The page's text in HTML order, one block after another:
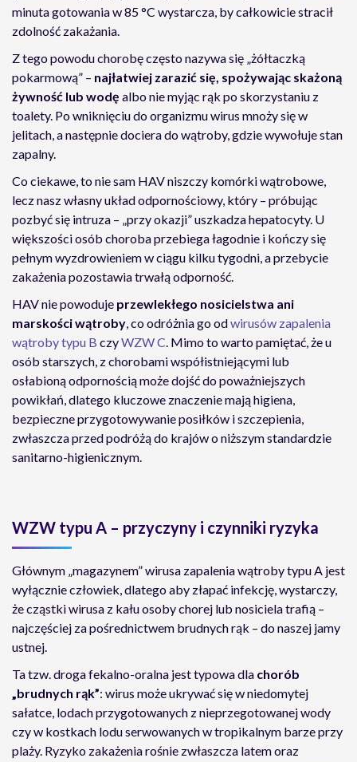
minuta gotowania w 85 °C wystarcza, by całkowicie stracił
zdolność zakażania.
Z tego powodu chorobę często nazywa się „żółtaczką
pokarmową” – najłatwiej zarazić się, spożywając skażoną
żywność lub wodę albo nie myjąc rąk po skorzystaniu z
toalety. Po wniknięciu do organizmu wirus mnoży się w
jelitach, a następnie dociera do wątroby, gdzie wywołuje stan
zapalny.
Co ciekawe, to nie sam HAV niszczy komórki wątrobowe,
lecz nasz własny układ odpornościowy, który – próbując
pozbyć się intruza – „przy okazji” uszkadza hepatocyty. U
większości osób choroba przebiega łagodnie i kończy się
pełnym wyzdrowieniem w ciągu kilku tygodni, a przebycie
zakażenia pozostawia trwałą odporność.
HAV nie powoduje przewlekłego nosicielstwa ani
marskości wątroby, co odróżnia go odwirusów zapalenia
wątroby typu B czyWZW C. Mimo to warto pamiętać, że u
osób starszych, z chorobami współistniejącymi lub
osłabioną odpornością może dojść do poważniejszych
powikłań, dlatego kluczowe znaczenie mają higiena,
bezpieczne przygotowywanie posiłków i szczepienia,
zwłaszcza przed podróżą do krajów o niższym standardzie
sanitarno-higienicznym.
WZW typu A – przyczyny i czynniki ryzyka
Głównym „magazynem” wirusa zapalenia wątroby typu A jest
wyłącznie człowiek, dlatego aby złapać infekcję, wystarczy,
że cząstki wirusa z kału osoby chorej lub nosiciela trafią –
najczęściej za pośrednictwem brudnych rąk – do naszej jamy
ustnej.
Ta tzw. droga fekalno-oralna jest typowa dla chorób
„brudnych rąk”: wirus może ukrywać się w niedomytej
sałatce, lodach przygotowanych z nieprzegotowanej wody
czy w kostkach lodu serwowanych w tropikalnym barze przy
plaży. Ryzyko zakażenia rośnie zwłaszcza latem oraz